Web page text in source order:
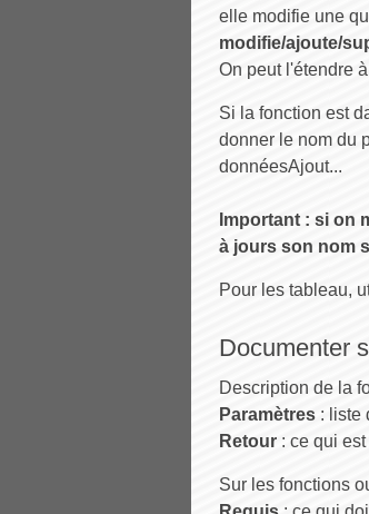
elle modifie une
modifie/ajoute/
On peut l'étendre
Si la fonction est
donner le nom du
donnéesAjout...
Important : si on
à jours son nom
Pour les tableau,
Documenter
Description de la
Paramètres : liste
Retour : ce qui
Sur les fonctions